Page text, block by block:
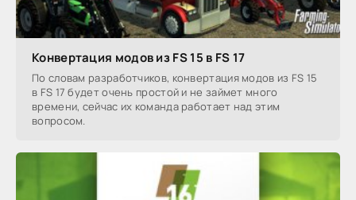
Конвертация модов из FS 15 в FS 17
По словам разработчиков, конвертация модов из FS 15
в FS 17 будет очень простой и не займет много
времени, сейчас их команда работает над этим
вопросом.